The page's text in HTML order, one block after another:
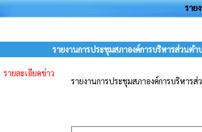
ราย
รายงานการประชุมสภาองค์การบริหารส่วน
รายละเอียดข่าว
รายงานการประชุมสภาองค์การบริหา